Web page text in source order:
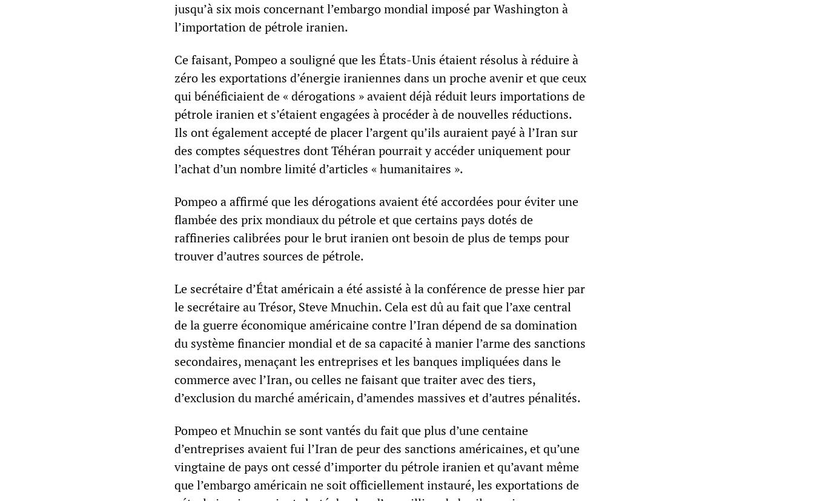
jusqu’à six mois concernant l’embargo mondial imposé par Washington à
l’importation de pétrole iranien.
Ce faisant, Pompeo a souligné que les États-Unis étaient résolus à réduire à
zéro les exportations d’énergie iraniennes dans un proche avenir et que ceux
qui bénéficiaient de « dérogations » avaient déjà réduit leurs importations de
pétrole iranien et s’étaient engagées à procéder à de nouvelles réductions.
Ils ont également accepté de placer l’argent qu’ils auraient payé à l’Iran sur
des comptes séquestres dont Téhéran pourrait y accéder uniquement pour
l’achat d’un nombre limité d’articles « humanitaires ».
Pompeo a affirmé que les dérogations avaient été accordées pour éviter une
flambée des prix mondiaux du pétrole et que certains pays dotés de
raffineries calibrées pour le brut iranien ont besoin de plus de temps pour
trouver d’autres sources de pétrole.
Le secrétaire d’État américain a été assisté à la conférence de presse hier par
le secrétaire au Trésor, Steve Mnuchin. Cela est dû au fait que l’axe central
de la guerre économique américaine contre l’Iran dépend de sa domination
du système financier mondial et de sa capacité à manier l’arme des sanctions
secondaires, menaçant les entreprises et les banques impliquées dans le
commerce avec l’Iran, ou celles ne faisant que traiter avec des tiers,
d’exclusion du marché américain, d’amendes massives et d’autres pénalités.
Pompeo et Mnuchin se sont vantés du fait que plus d’une centaine
d’entreprises avaient fui l’Iran de peur des sanctions américaines, et qu’une
vingtaine de pays ont cessé d’importer du pétrole iranien et qu’avant même
que l’embargo américain ne soit officiellement instauré, les exportations de